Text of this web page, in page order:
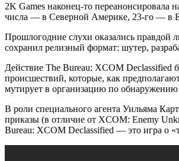
2K Games наконец-то переанонсировала
числа — в Северной Америке, 23-го — в
Прошлогодние слухи оказались правдой
сохранил релизный формат: шутер,
Действие The Bureau: XCOM Declassified
происшествий, которые, как
мутирует в организацию по
В роли специального агента Уильяма
приказы (в отличие от XCOM: Enemy
Bureau: XCOM Declassified — это игра о